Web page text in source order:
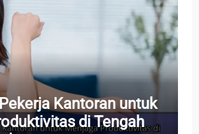
Kantoran untuk
di Tengah